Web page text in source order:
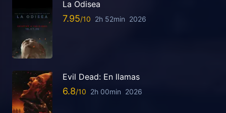
La Odisea
7.95 2h 52min 2026
Evil Dead: En llamas
6.8 2h 00min 2026